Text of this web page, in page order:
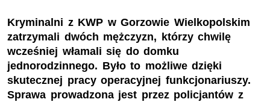
Kryminalni z KWP w Gorzowie Wielkopolskim
zatrzymali dwóch mężczyzn, którzy chwilę
wcześniej włamali się do domku
jednorodzinnego. Było to możliwe dzięki
skutecznej pracy operacyjnej funkcjonariuszy.
Sprawa prowadzona jest przez policjantów z